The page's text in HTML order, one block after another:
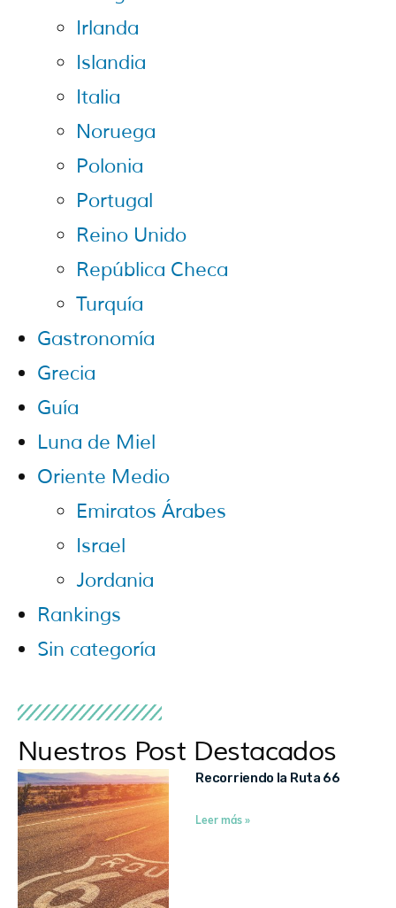
Irlanda
Islandia
Italia
Noruega
Polonia
Portugal
Reino Unido
República Checa
Turquía
Gastronomía
Grecia
Guía
Luna de Miel
Oriente Medio
Emiratos Árabes
Israel
Jordania
Rankings
Sin categoría
Nuestros Post Destacados
Recorriendo la Ruta 66
Leer más »